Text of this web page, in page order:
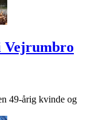
Vejrumbro
49-årig kvinde og